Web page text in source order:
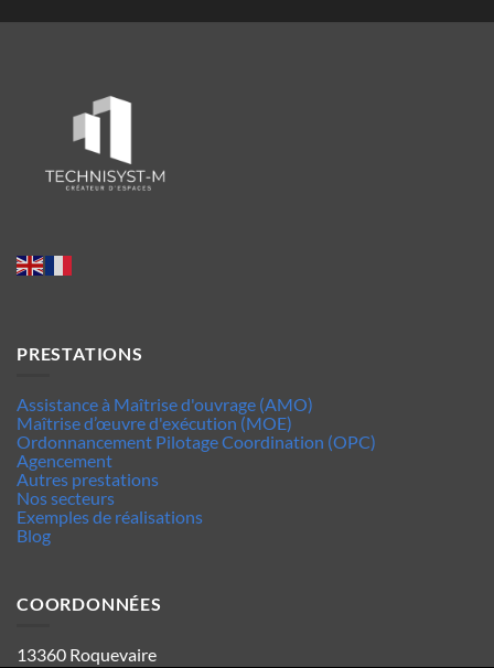
PRESTATIONS
Assistance à Maîtrise d'ouvrage (AMO)
Maîtrise d’œuvre d'exécution (MOE)
Ordonnancement Pilotage Coordination (OPC)
Agencement
Autres prestations
Nos secteurs
Exemples de réalisations
Blog
COORDONNÉES
13360 Roquevaire